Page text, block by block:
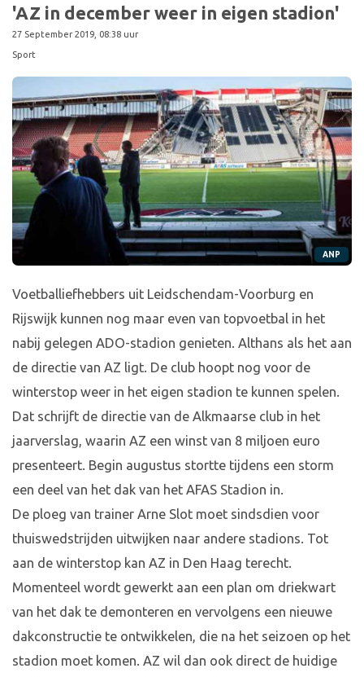
'AZ in december weer in eigen stadion'
27 September 2019, 08:38 uur
Sport
ANP
Voetballiefhebbers uit Leidschendam-Voorburg en
Rijswijk kunnen nog maar even van topvoetbal in het
nabij gelegen ADO-stadion genieten. Althans als het aan
de directie van AZ ligt. De club hoopt nog voor de
winterstop weer in het eigen stadion te kunnen spelen.
Dat schrijft de directie van de Alkmaarse club in het
jaarverslag, waarin AZ een winst van 8 miljoen euro
presenteert. Begin augustus stortte tijdens een storm
een deel van het dak van het AFAS Stadion in.
De ploeg van trainer Arne Slot moet sindsdien voor
thuiswedstrijden uitwijken naar andere stadions. Tot
aan de winterstop kan AZ in Den Haag terecht.
Momenteel wordt gewerkt aan een plan om driekwart
van het dak te demonteren en vervolgens een nieuwe
dakconstructie te ontwikkelen, die na het seizoen op het
stadion moet komen. AZ wil dan ook direct de huidige